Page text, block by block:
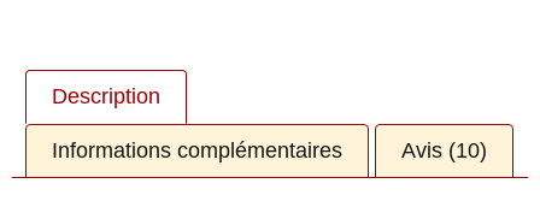
Description
Informations complémentaires Avis (10)